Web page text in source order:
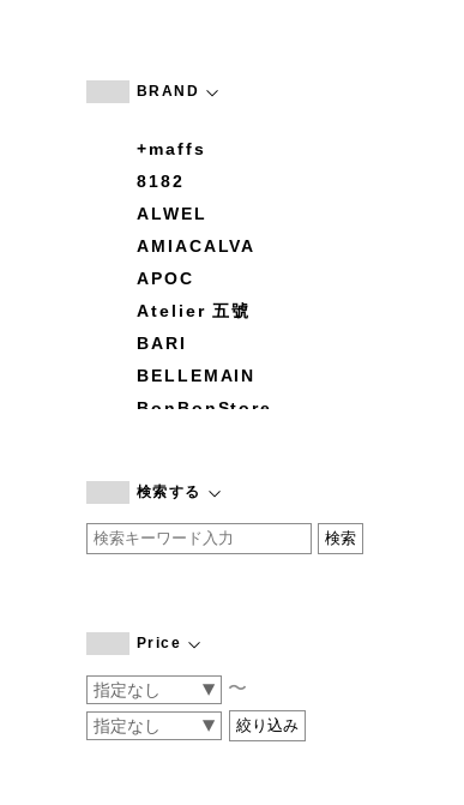
BRAND
+maffs
8182
ALWEL
AMIACALVA
APOC
Atelier 五號
BARI
BELLEMAIN
BonBonStore
by basics
CATWORTH
COGTHEBIGSMOKE
CONVERSE
DEAN & DELUCA
検索する
Price
〜